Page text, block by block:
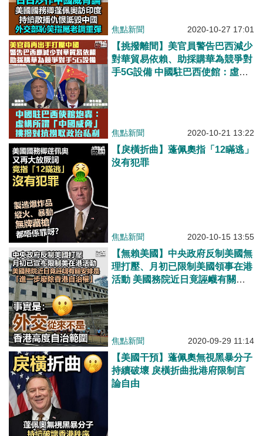
焦點新聞 2020-10-27 17:01
【挑撥離間】美官員警告巴西減少
對華貿易依賴、助採購華為競爭對
手5G設備 中國駐巴西使館：虛構
焦點新聞 2020-10-21 13:22
【戾橫折曲】蓬佩奧指「12瞞逃」
沒有犯罪
焦點新聞 2020-10-15 13:55
【無賴美國】中央政府反制美國無
理打壓、月初已限制美國領事在港
活動 美國務院近日竟誣衊有關安
焦點新聞 2020-09-29 11:14
【美國干預】蓬佩奧無視黑暴分子
持續破壞 戾橫折曲批港府限制言
論自由